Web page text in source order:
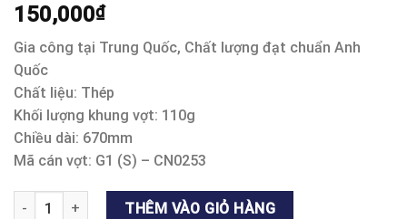
150,000₫
Gia công tại Trung Quốc, Chất lượng đạt chuẩn Anh
Quốc
Chất liệu: Thép
Khối lượng khung vợt: 110g
Chiều dài: 670mm
Mã cán vợt: G1 (S) – CN0253
PLAY 3000S số lượngTHÊM VÀO GIỎ HÀNG